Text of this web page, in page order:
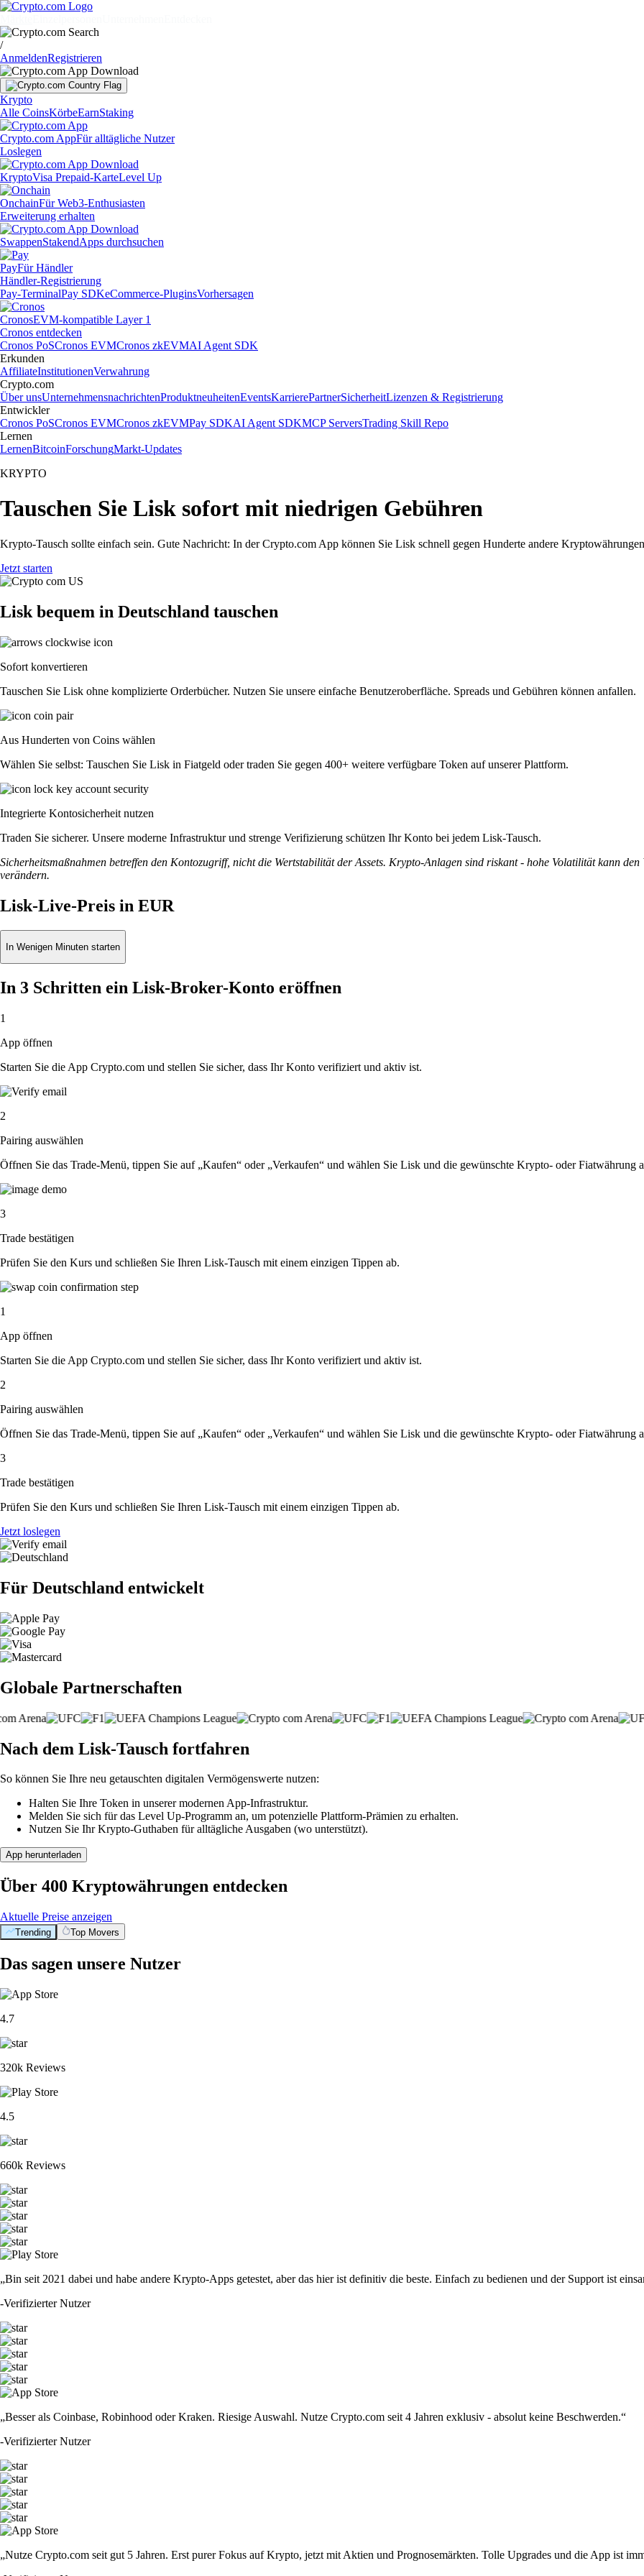
/
AnmeldenRegistrieren
Krypto
Alle CoinsKörbeEarnStaking
Crypto.com AppFür alltägliche Nutzer
Loslegen
KryptoVisa Prepaid-KarteLevel Up
OnchainFür Web3-Enthusiasten
Erweiterung erhalten
SwappenStakendApps durchsuchen
PayFür Händler
Händler-Registrierung
Pay-TerminalPay SDKeCommerce-PluginsVorhersagen
CronosEVM-kompatible Layer 1
Cronos entdecken
Cronos PoSCronos EVMCronos zkEVMAI Agent SDK
Erkunden
AffiliateInstitutionenVerwahrung
Crypto.com
Über unsUnternehmensnachrichtenProduktneuheitenEventsKarrierePartnerSicherheitLizenzen & Registrierung
Entwickler
Cronos PoSCronos EVMCronos zkEVMPay SDKAI Agent SDKMCP ServersTrading Skill Repo
Lernen
LernenBitcoinForschungMarkt-Updates
KRYPTO
Tauschen Sie Lisk sofort mit niedrigen Gebühren
Krypto-Tausch sollte einfach sein. Gute Nachricht: In der Crypto.com App können Sie Lisk schnell gegen Hunderte andere
Jetzt starten
Lisk bequem in Deutschland tauschen
Sofort konvertieren
Tauschen Sie Lisk ohne komplizierte Orderbücher. Nutzen Sie unsere einfache Benutzeroberfläche. Spreads und Gebühren können anfallen.
Aus Hunderten von Coins wählen
Wählen Sie selbst: Tauschen Sie Lisk in Fiatgeld oder traden Sie gegen 400+ weitere verfügbare Token auf unserer Plattform.
Integrierte Kontosicherheit nutzen
Traden Sie sicherer. Unsere moderne Infrastruktur und strenge Verifizierung schützen Ihr Konto bei jedem Lisk-Tausch.
Sicherheitsmaßnahmen betreffen den Kontozugriff, nicht die Wertstabilität der Assets. Krypto-Anlagen sind riskant - hohe Volatilität kann den
verändern.
Lisk-Live-Preis in EUR
In Wenigen Minuten starten
In 3 Schritten ein Lisk-Broker-Konto eröffnen
1
App öffnen
Starten Sie die App Crypto.com und stellen Sie sicher, dass Ihr Konto verifiziert und aktiv ist.
2
Pairing auswählen
Öffnen Sie das Trade-Menü, tippen Sie auf „Kaufen“ oder „Verkaufen“ und wählen Sie Lisk und die gewünschte Krypto- oder Fiatwährung
3
Trade bestätigen
Prüfen Sie den Kurs und schließen Sie Ihren Lisk-Tausch mit einem einzigen Tippen ab.
1
App öffnen
Starten Sie die App Crypto.com und stellen Sie sicher, dass Ihr Konto verifiziert und aktiv ist.
2
Pairing auswählen
Öffnen Sie das Trade-Menü, tippen Sie auf „Kaufen“ oder „Verkaufen“ und wählen Sie Lisk und die gewünschte Krypto- oder Fiatwährung
3
Trade bestätigen
Prüfen Sie den Kurs und schließen Sie Ihren Lisk-Tausch mit einem einzigen Tippen ab.
Jetzt loslegen
Für Deutschland entwickelt
Globale Partnerschaften
Nach dem Lisk-Tausch fortfahren
So können Sie Ihre neu getauschten digitalen Vermögenswerte nutzen:
Halten Sie Ihre Token in unserer modernen App-Infrastruktur.
Melden Sie sich für das Level Up-Programm an, um potenzielle Plattform-Prämien zu erhalten.
Nutzen Sie Ihr Krypto-Guthaben für alltägliche Ausgaben (wo unterstützt).
App herunterladen
Über 400 Kryptowährungen entdecken
Aktuelle Preise anzeigen
Trending Top Movers
Das sagen unsere Nutzer
4.7
320k Reviews
4.5
660k Reviews
„Bin seit 2021 dabei und habe andere Krypto-Apps getestet, aber das hier ist definitiv die beste. Einfach zu bedienen und der Support ist
-Verifizierter Nutzer
„Besser als Coinbase, Robinhood oder Kraken. Riesige Auswahl. Nutze Crypto.com seit 4 Jahren exklusiv - absolut keine Beschwerden.“
-Verifizierter Nutzer
„Nutze Crypto.com seit gut 5 Jahren. Erst purer Fokus auf Krypto, jetzt mit Aktien und Prognosemärkten. Tolle Upgrades und die App ist